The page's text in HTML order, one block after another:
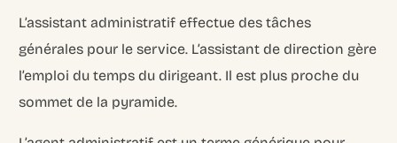
L’assistant administratif effectue des tâches
générales pour le service. L’assistant de direction gère
l’emploi du temps du dirigeant. Il est plus proche du
sommet de la pyramide.